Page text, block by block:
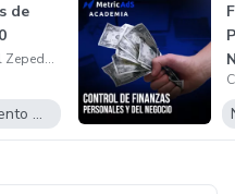
de
Carlos Manuel Zepeda Guzman
Emprendimiento Digital